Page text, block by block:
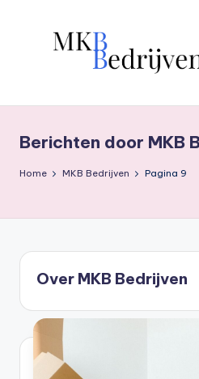
Berichten door MKB
Home MKB Bedrijven Pagina 9
Over MKB Bedrijven